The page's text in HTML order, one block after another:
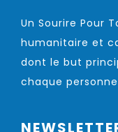
Un Sourire Pour
humanitaire et
dont le but
chaque